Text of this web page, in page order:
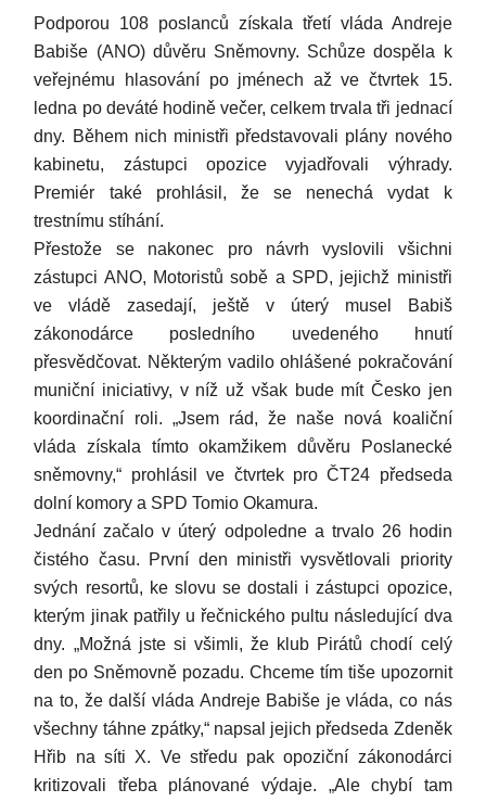
Podporou 108 poslanců získala třetí vláda Andreje
Babiše (ANO) důvěru Sněmovny. Schůze dospěla k
veřejnému hlasování po jménech až ve čtvrtek 15.
ledna po deváté hodině večer, celkem trvala tři jednací
dny. Během nich ministři představovali plány nového
kabinetu, zástupci opozice vyjadřovali výhrady.
Premiér také prohlásil, že se nenechá vydat k
trestnímu stíhání.
Přestože se nakonec pro návrh vyslovili všichni
zástupci ANO, Motoristů sobě a SPD, jejichž ministři
ve vládě zasedají, ještě v úterý musel Babiš
zákonodárce posledního uvedeného hnutí
přesvědčovat. Některým vadilo ohlášené pokračování
muniční iniciativy, v níž už však bude mít Česko jen
koordinační roli. „Jsem rád, že naše nová koaliční
vláda získala tímto okamžikem důvěru Poslanecké
sněmovny,“ prohlásil ve čtvrtek pro ČT24 předseda
dolní komory a SPD Tomio Okamura.
Jednání začalo v úterý odpoledne a trvalo 26 hodin
čistého času. První den ministři vysvětlovali priority
svých resortů, ke slovu se dostali i zástupci opozice,
kterým jinak patřily u řečnického pultu následující dva
dny. „Možná jste si všimli, že klub Pirátů chodí celý
den po Sněmovně pozadu. Chceme tím tiše upozornit
na to, že další vláda Andreje Babiše je vláda, co nás
všechny táhne zpátky,“ napsal jejich předseda Zdeněk
Hřib na síti X. Ve středu pak opoziční zákonodárci
kritizovali třeba plánované výdaje. „Ale chybí tam